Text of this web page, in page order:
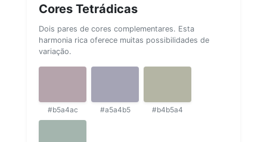
Cores Tetrádicas
Dois pares de cores complementares. Esta
harmonia rica oferece muitas possibilidades de
variação.
#b5a4ac #a5a4b5 #b4b5a4